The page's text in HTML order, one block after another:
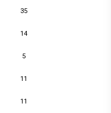
35
14
5
11
11